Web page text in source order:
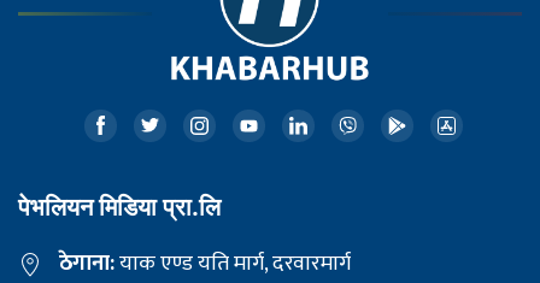
पेभलियन मिडिया प्रा.लि
ठेगाना:याक एण्ड यति मार्ग, दरवारमार्ग